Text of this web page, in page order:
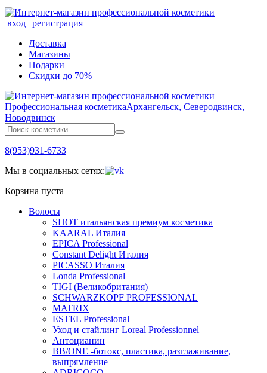
вход | регистрация
Доставка
Магазины
Подарки
Скидки до 70%
Профессиональная косметикаАрхангельск, Северодвинск,
Новодвинск
8(953)931-6733
Мы в социальных сетях:
Корзина пуста
Волосы
SHOT итальянская премиум косметика
KAARAL Италия
EPICA Professional
Constant Delight Италия
PICASSO Италия
Londa Professional
TIGI (Великобритания)
SCHWARZKOPF PROFESSIONAL
MATRIX
ESTEL Professional
Уход и стайлинг Loreal Professionnel
Антоцианин
BB/ONE -ботокс, пластика, разглаживание,
выпрямление